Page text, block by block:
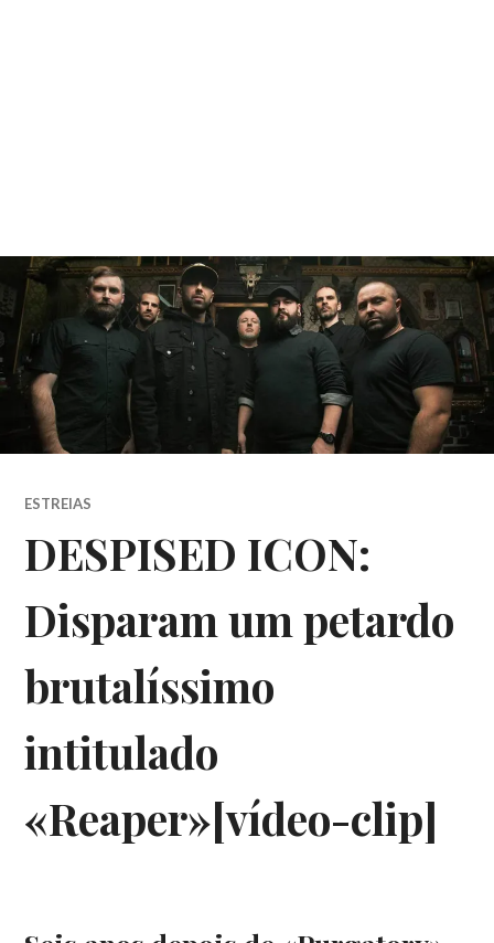
ESTREIAS
DESPISED ICON:
Disparam um petardo
brutalíssimo
intitulado
«Reaper»[vídeo-clip]